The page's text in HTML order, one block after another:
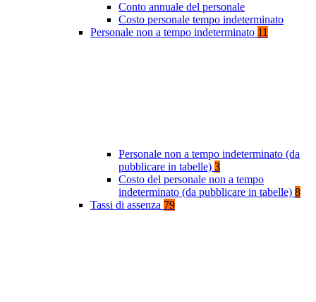
Conto annuale del personale
Costo personale tempo indeterminato
Personale non a tempo indeterminato 11
Personale non a tempo indeterminato (da
pubblicare in tabelle) 3
Costo del personale non a tempo
indeterminato (da pubblicare in tabelle) 8
Tassi di assenza 79